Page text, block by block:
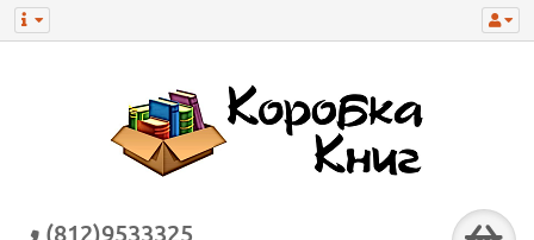
(812)9533325